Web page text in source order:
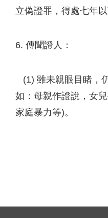
立偽證罪，得處七年以
6. 傳聞證人：
(1) 雖未親眼目睹，
如：母親作證說，女
家庭暴力等)。